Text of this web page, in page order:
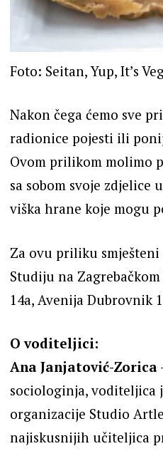
Foto: Seitan, Yup, It’s
Nakon čega ćemo sve
radionice pojesti ili
Ovom prilikom molimo
sa sobom svoje zdjelice
viška hrane koje mogu
Za ovu priliku
Studiju na
14a, Avenija Dubrovnik
O voditeljici:
Ana Janjatović-Zorica
sociologinja, voditeljica
organizacije Studio
najiskusnijih učiteljica